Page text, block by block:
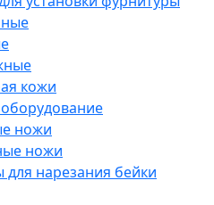
кожи
ножи
ножи
нарезания бейки